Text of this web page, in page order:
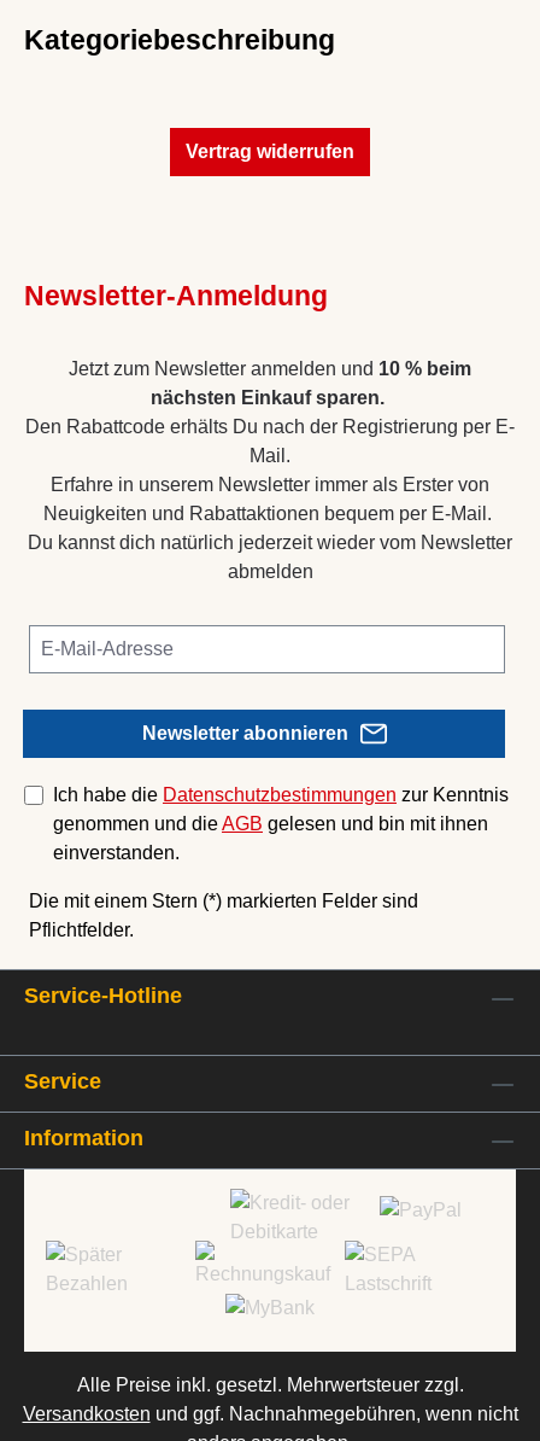
Kategoriebeschreibung
Vertrag widerrufen
Newsletter-Anmeldung
Jetzt zum Newsletter anmelden und 10 % beim
nächsten Einkauf sparen.
Den Rabattcode erhälts Du nach der Registrierung per E-
Mail.
Erfahre in unserem Newsletter immer als Erster von
Neuigkeiten und Rabattaktionen bequem per E-Mail.
Du kannst dich natürlich jederzeit wieder vom Newsletter
abmelden
Newsletter abonnieren
Ich habe die Datenschutzbestimmungen zur Kenntnis
genommen und dieAGB gelesen und bin mit ihnen
einverstanden.
Die mit einem Stern (*) markierten Felder sind
Pflichtfelder.
Service-Hotline
Service
Information
Alle Preise inkl. gesetzl. Mehrwertsteuer zzgl.
Versandkosten und ggf. Nachnahmegebühren, wenn nicht